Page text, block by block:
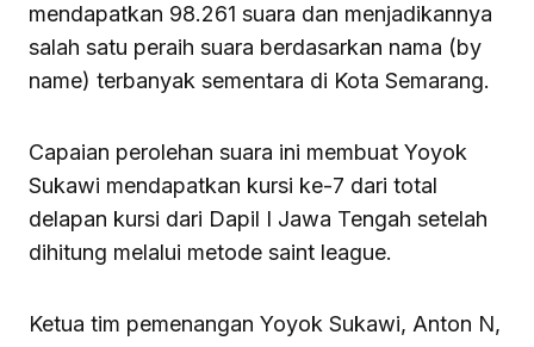
mendapatkan 98.261 suara dan menjadikannya
salah satu peraih suara berdasarkan nama (by
name) terbanyak sementara di Kota Semarang.
Capaian perolehan suara ini membuat Yoyok
Sukawi mendapatkan kursi ke-7 dari total
delapan kursi dari Dapil I Jawa Tengah setelah
dihitung melalui metode saint league.
Ketua tim pemenangan Yoyok Sukawi, Anton N,